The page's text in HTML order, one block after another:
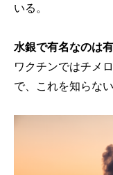
いる。
水銀で有名なのは
ワクチンではチメ
で、これを知らな